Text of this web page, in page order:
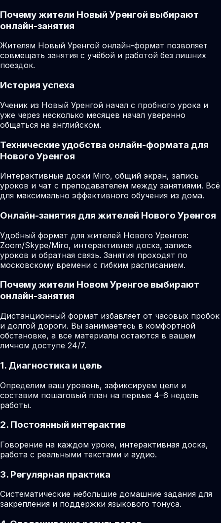
Почему жители Новый Уренгой выбирают
онлайн-занятия
Жителям Новый Уренгой онлайн-формат позволяет
совмещать занятия с учёбой и работой без лишних
поездок.
История успеха
Ученик из Новый Уренгой начал с пробного урока и
уже через несколько месяцев начал уверенно
общаться на английском.
Технические удобства онлайн-формата для
Нового Уренгоя
Интерактивные доски Miro, общий экран, запись
уроков и чат с преподавателем между занятиями. Всё
для максимально эффективного обучения из дома.
Онлайн-занятия для жителей Нового Уренгоя
Удобный формат для жителей Нового Уренгоя:
Zoom/Skype/Miro, интерактивная доска, запись
уроков и обратная связь. Занятия проходят по
московскому времени с гибким расписанием.
Почему жители Новом Уренгое выбирают
онлайн-занятия
Дистанционный формат избавляет от часовых пробок
и долгой дороги. Вы занимаетесь в комфортной
обстановке, а все материалы остаются в вашем
личном доступе 24/7.
1. Диагностика и цель
Определим ваш уровень, зафиксируем цели и
составим пошаговый план на первые 4–6 недель
работы.
2. Постоянный интерактив
Говорение на каждом уроке, интерактивная доска,
работа с реальными текстами и аудио.
3. Регулярная практика
Систематические небольшие домашние задания для
закрепления и поддержки языкового тонуса.